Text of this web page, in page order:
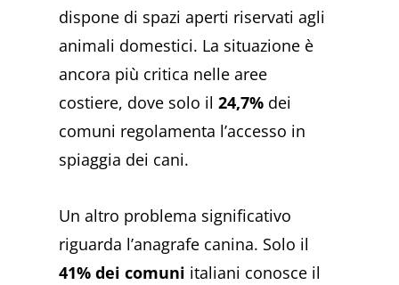
dispone di spazi aperti riservati agli
animali domestici. La situazione è
ancora più critica nelle aree
costiere, dove solo il24,7% dei
comuni regolamenta l’accesso in
spiaggia dei cani.
Un altro problema significativo
riguarda l’anagrafe canina. Solo il
41% dei comuni italiani conosce il